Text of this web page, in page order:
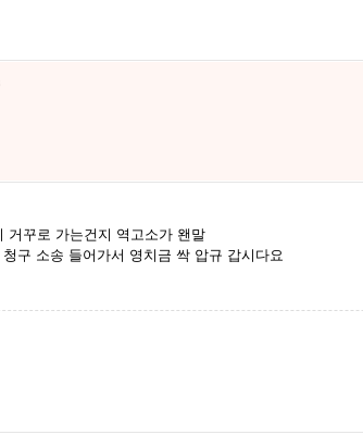
거꾸로 가는건지 역고소가 왠말
구 소송 들어가서 영치금 싹 압규 갑시다요